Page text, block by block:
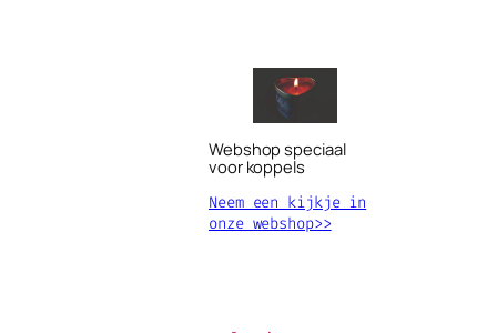
Webshop speciaal
voor koppels
Neem een kijkje in
onze webshop>>